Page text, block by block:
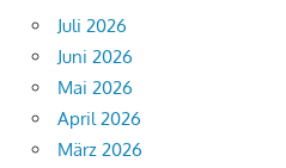
Juli 2026
Juni 2026
Mai 2026
April 2026
März 2026